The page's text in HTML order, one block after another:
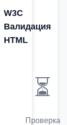
W3C
Валидация
HTML
⏳
Проверка